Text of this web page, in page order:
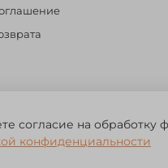
магазин. Товары для
согласие на
конфиденциальности